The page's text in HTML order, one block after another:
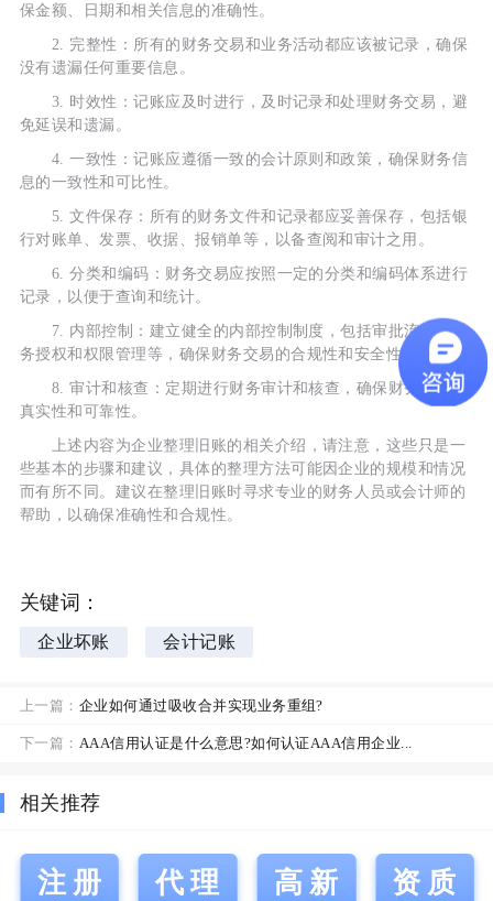
保金额、日期和相关信息的准确性。
2. 完整性：所有的财务交易和业务活动都应该被记录，确保
没有遗漏任何重要信息。
3. 时效性：记账应及时进行，及时记录和处理财务交易，避
免延误和遗漏。
4. 一致性：记账应遵循一致的会计原则和政策，确保财务信
息的一致性和可比性。
5. 文件保存：所有的财务文件和记录都应妥善保存，包括银
行对账单、发票、收据、报销单等，以备查阅和审计之用。
6. 分类和编码：财务交易应按照一定的分类和编码体系进行
记录，以便于查询和统计。
7. 内部控制：建立健全的内部控制制度，包括审批流程、财
务授权和权限管理等，确保财务交易的合规性和安全性。
8. 审计和核查：定期进行财务审计和核查，确保财务信息的
真实性和可靠性。
上述内容为企业整理旧账的相关介绍，请注意，这些只是一
些基本的步骤和建议，具体的整理方法可能因企业的规模和情况
而有所不同。建议在整理旧账时寻求专业的财务人员或会计师的
帮助，以确保准确性和合规性。
关键词：
企业坏账 会计记账
上一篇： 企业如何通过吸收合并实现业务重组?
下一篇： AAA信用认证是什么意思?如何认证AAA信用企业...
相关推荐
注册
代理
高新
资质